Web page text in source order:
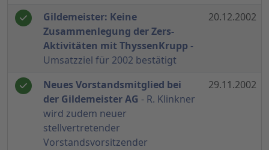
Gildemeister: Keine
Zusammenlegung der Zers-
Aktivitäten mit ThyssenKrupp -
Umsatzziel für 2002 bestätigt
20.12.2002
Neues Vorstandsmitglied bei
der Gildemeister AG - R. Klinkner
wird zudem neuer
stellvertretender
Vorstandsvorsitzender
29.11.2002